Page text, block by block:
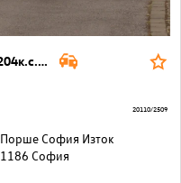
VW ID.4 ProP RWD 77 kWh,150кВт/204к.с./1-ст
Порше София Изток
1186 София
20110/2509